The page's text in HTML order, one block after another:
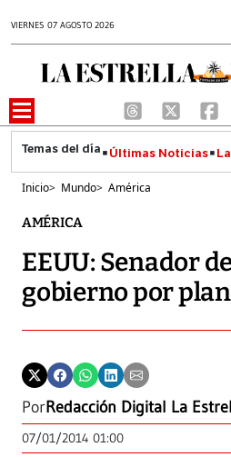
VIERNES 07 AGOSTO 2026
Últimas Noticias
Inicio> Mundo> América
AMÉRICA
EEUU: Senador
gobierno por
PorRedacción Digital La
07/01/2014 01:00